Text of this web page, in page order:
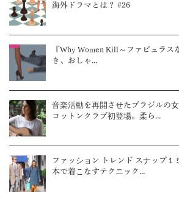
海外ドラマとは？ #26
『Why Women Kill～ファビュラス
き、おしゃ...
音楽活動を再開させたブラジルの
コットンクラブ初登場。柔ら...
ファッション トレンド スナップ１
本で着こなすテクニック...